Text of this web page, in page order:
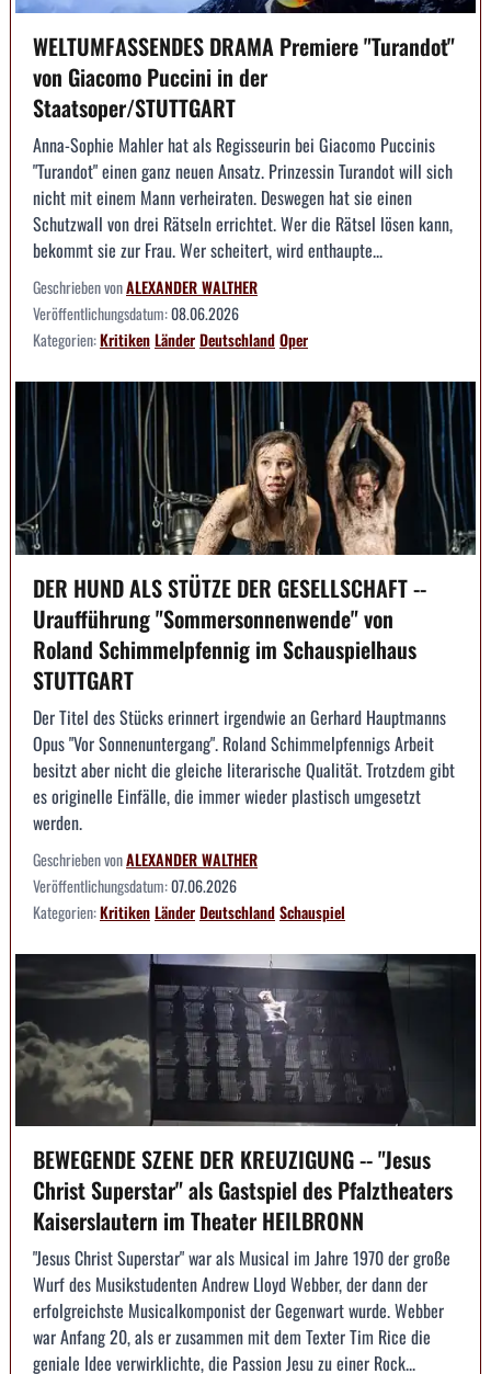
WELTUMFASSENDES DRAMA Premiere "Turandot"
von Giacomo Puccini in der
Staatsoper/STUTTGART
Anna-Sophie Mahler hat als Regisseurin bei Giacomo Puccinis
"Turandot" einen ganz neuen Ansatz. Prinzessin Turandot will sich
nicht mit einem Mann verheiraten. Deswegen hat sie einen
Schutzwall von drei Rätseln errichtet. Wer die Rätsel lösen kann,
bekommt sie zur Frau. Wer scheitert, wird enthaupte...
Geschrieben vonALEXANDER WALTHER
Veröffentlichungsdatum:08.06.2026
Kategorien:KritikenLänderDeutschlandOper
DER HUND ALS STÜTZE DER GESELLSCHAFT --
Uraufführung "Sommersonnenwende" von
Roland Schimmelpfennig im Schauspielhaus
STUTTGART
Der Titel des Stücks erinnert irgendwie an Gerhard Hauptmanns
Opus "Vor Sonnenuntergang". Roland Schimmelpfennigs Arbeit
besitzt aber nicht die gleiche literarische Qualität. Trotzdem gibt
es originelle Einfälle, die immer wieder plastisch umgesetzt
werden.
Geschrieben vonALEXANDER WALTHER
Veröffentlichungsdatum:07.06.2026
Kategorien:KritikenLänderDeutschlandSchauspiel
BEWEGENDE SZENE DER KREUZIGUNG -- "Jesus
Christ Superstar" als Gastspiel des Pfalztheaters
Kaiserslautern im Theater HEILBRONN
"Jesus Christ Superstar" war als Musical im Jahre 1970 der große
Wurf des Musikstudenten Andrew Lloyd Webber, der dann der
erfolgreichste Musicalkomponist der Gegenwart wurde. Webber
war Anfang 20, als er zusammen mit dem Texter Tim Rice die
geniale Idee verwirklichte, die Passion Jesu zu einer Rock...